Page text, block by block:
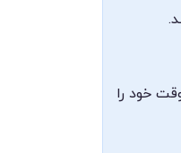
خود را